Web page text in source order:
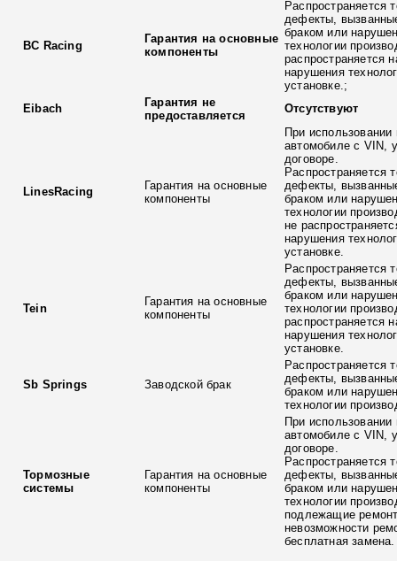
BC Racing
Гарантия на основные
компоненты
Распространяется
дефекты,
браком или
технологии
распространяется
нарушения
установке.;
Eibach
Гарантия не
предоставляется
Отсутствуют
LinesRacing
Гарантия на основные
компоненты
При использовании
автомобиле с VIN,
договоре.
Распространяется
дефекты,
браком или
технологии
не
нарушения
установке.
Tein
Гарантия на основные
компоненты
Распространяется
дефекты,
браком или
технологии
распространяется
нарушения
установке.
Sb Springs Заводской брак
Распространяется
дефекты,
браком или
технологии
Тормозные
системы
Гарантия на основные
компоненты
При использовании
автомобиле с VIN,
договоре.
Распространяется
дефекты,
браком или
технологии
подлежащие
невозможности
бесплатная замена.